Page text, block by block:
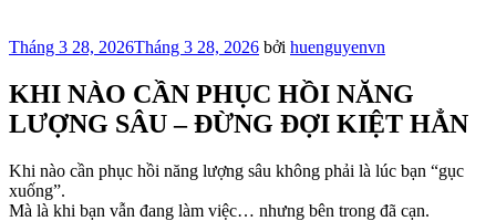
Đăng
Tháng 3 28, 2026Tháng 3 28, 2026 bởi huenguyenvn
KHI NÀO CẦN PHỤC HỒI NĂNG
LƯỢNG SÂU – ĐỪNG ĐỢI KIỆT HẲN
Khi nào cần phục hồi năng lượng sâu không phải là lúc bạn “gục
xuống”.
Mà là khi bạn vẫn đang làm việc… nhưng bên trong đã cạn.